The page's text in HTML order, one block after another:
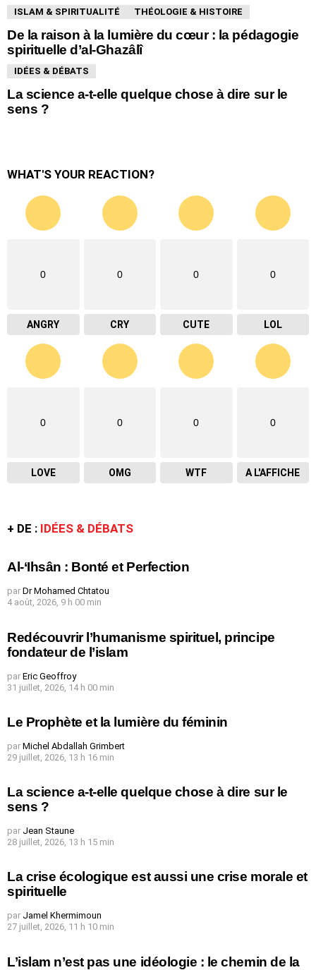
ISLAM & SPIRITUALITÉ THÉOLOGIE & HISTOIRE
De la raison à la lumière du cœur : la pédagogie
spirituelle d’al-Ghazâlî
IDÉES & DÉBATS
La science a-t-elle quelque chose à dire sur le
sens ?
WHAT'S YOUR REACTION?
0
ANGRY
0
CRY
0
CUTE
0
LOL
0
LOVE
0
OMG
0
WTF
0
A L'AFFICHE
+ DE : IDÉES & DÉBATS
Al-‘Ihsân : Bonté et Perfection
par Dr Mohamed Chtatou
4 août, 2026, 9 h 00 min
Redécouvrir l’humanisme spirituel, principe
fondateur de l’islam
par Eric Geoffroy
31 juillet, 2026, 14 h 00 min
Le Prophète et la lumière du féminin
par Michel Abdallah Grimbert
29 juillet, 2026, 13 h 16 min
La science a-t-elle quelque chose à dire sur le
sens ?
par Jean Staune
28 juillet, 2026, 13 h 15 min
La crise écologique est aussi une crise morale et
spirituelle
par Jamel Khermimoun
27 juillet, 2026, 11 h 10 min
L’islam n’est pas une idéologie : le chemin de la